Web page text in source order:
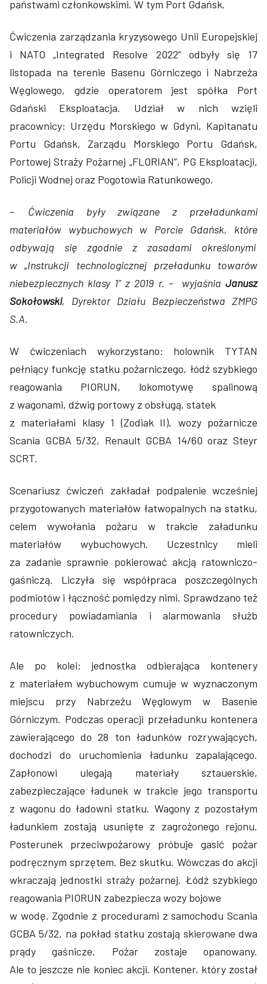
państwami członkowskimi. W tym Port Gdańsk.
Ćwiczenia zarządzania kryzysowego Unii Europejskiej
i NATO „Integrated Resolve 2022” odbyły się 17
listopada na terenie Basenu Górniczego i Nabrzeża
Węglowego, gdzie operatorem jest spółka Port
Gdański Eksploatacja. Udział w nich wzięli
pracownicy: Urzędu Morskiego w Gdyni, Kapitanatu
Portu Gdańsk, Zarządu Morskiego Portu Gdańsk,
Portowej Straży Pożarnej „FLORIAN”, PG Eksploatacji,
Policji Wodnej oraz Pogotowia Ratunkowego.
– Ćwiczenia były związane z przeładunkami
materiałów wybuchowych w Porcie Gdańsk, które
odbywają się zgodnie z zasadami określonymi
w „Instrukcji technologicznej przeładunku towarów
niebezpiecznych klasy 1” z 2019 r. – wyjaśnia Janusz
Sokołowski, Dyrektor Działu Bezpieczeństwa ZMPG
S.A.
W ćwiczeniach wykorzystano: holownik TYTAN
pełniący funkcję statku pożarniczego, łódź szybkiego
reagowania PIORUN, lokomotywę spalinową
z wagonami, dźwig portowy z obsługą, statek
z materiałami klasy 1 (Zodiak II), wozy pożarnicze
Scania GCBA 5/32, Renault GCBA 14/60 oraz Steyr
SCRT.
Scenariusz ćwiczeń zakładał podpalenie wcześniej
przygotowanych materiałów łatwopalnych na statku,
celem wywołania pożaru w trakcie załadunku
materiałów wybuchowych. Uczestnicy mieli
za zadanie sprawnie pokierować akcją ratowniczo-
gaśniczą. Liczyła się współpraca poszczególnych
podmiotów i łączność pomiędzy nimi. Sprawdzano też
procedury powiadamiania i alarmowania służb
ratowniczych.
Ale po kolei: jednostka odbierająca kontenery
z materiałem wybuchowym cumuje w wyznaczonym
miejscu przy Nabrzeżu Węglowym w Basenie
Górniczym. Podczas operacji przeładunku kontenera
zawierającego do 28 ton ładunków rozrywających,
dochodzi do uruchomienia ładunku zapalającego.
Zapłonowi ulegają materiały sztauerskie,
zabezpieczające ładunek w trakcie jego transportu
z wagonu do ładowni statku. Wagony z pozostałym
ładunkiem zostają usunięte z zagrożonego rejonu.
Posterunek przeciwpożarowy próbuje gasić pożar
podręcznym sprzętem. Bez skutku. Wówczas do akcji
wkraczają jednostki straży pożarnej. Łódź szybkiego
reagowania PIORUN zabezpiecza wozy bojowe
w wodę. Zgodnie z procedurami z samochodu Scania
GCBA 5/32, na pokład statku zostają skierowane dwa
prądy gaśnicze. Pożar zostaje opanowany.
Ale to jeszcze nie koniec akcji. Kontener, który został